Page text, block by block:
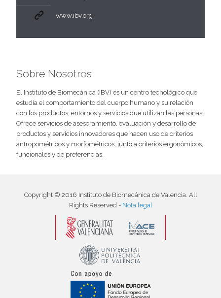
www.ibv.org
Sobre Nosotros
El Instituto de Biomecánica (IBV) es un centro tecnológico que
estudia el comportamiento del cuerpo humano y su relación
con los productos, entornos y servicios que utilizan las personas.
Ofrece servicios de asesoramiento, evaluación y desarrollo de
productos y servicios innovadores que hacen uso de criterios
antropométricos y morfométricos, junto a criterios ergonómicos,
funcionales y de preferencias.
Copyright © 2016 Instituto de Biomecánica de Valencia. All
Rights Reserved - Nota legal